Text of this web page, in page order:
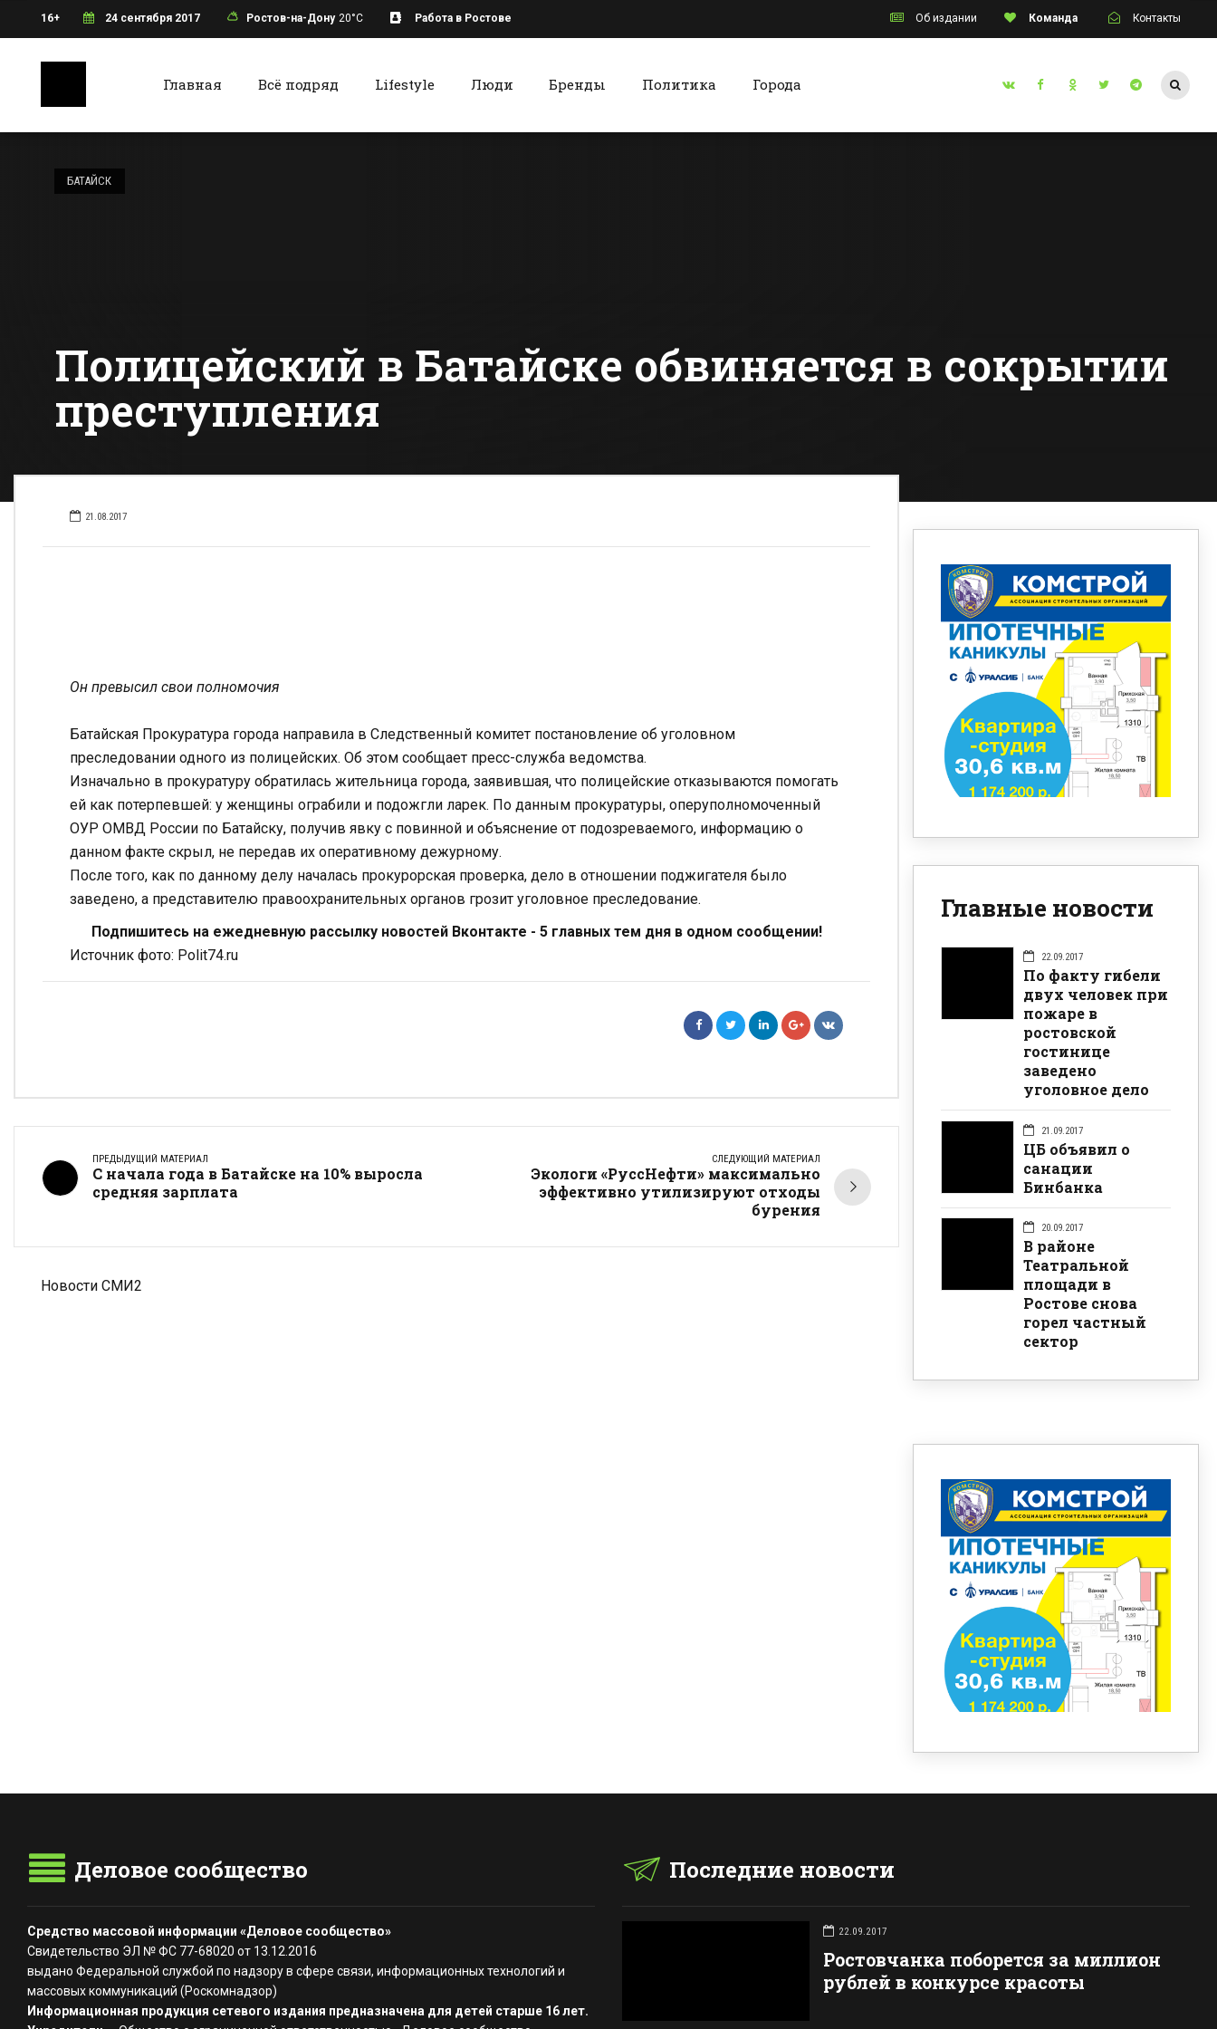
16+ 24 сентября 2017 Ростов-на-Дону 20°C Работа в Ростове Об издании Команда Контакты
Главная Всё подряд Lifestyle Люди Бренды Политика Города
БАТАЙСК
Полицейский в Батайске обвиняется в сокрытии
преступления
21.08.2017
Он превысил свои полномочия
Батайская Прокуратура города направила в Следственный комитет постановление об уголовном
преследовании одного из полицейских. Об этом сообщает пресс-служба ведомства.
Изначально в прокуратуру обратилась жительница города, заявившая, что полицейские отказываются помогать
ей как потерпевшей: у женщины ограбили и подожгли ларек. По данным прокуратуры, оперуполномоченный
ОУР ОМВД России по Батайску, получив явку с повинной и объяснение от подозреваемого, информацию о
данном факте скрыл, не передав их оперативному дежурному.
После того, как по данному делу началась прокурорская проверка, дело в отношении поджигателя было
заведено, а представителю правоохранительных органов грозит уголовное преследование.
Подпишитесь на ежедневную рассылку новостей Вконтакте - 5 главных тем дня в одном сообщении!
Источник фото: Polit74.ru
ПРЕДЫДУЩИЙ МАТЕРИАЛ
С начала года в Батайске на 10% выросла
средняя зарплата
СЛЕДУЮЩИЙ МАТЕРИАЛ
Экологи «РуссНефти» максимально
эффективно утилизируют отходы
бурения
Новости СМИ2
Главные новости
22.09.2017
По факту гибели
двух человек при
пожаре в
ростовской
гостинице
заведено
уголовное дело
21.09.2017
ЦБ объявил о
санации
Бинбанка
20.09.2017
В районе
Театральной
площади в
Ростове снова
горел частный
сектор
Деловое сообщество
Средство массовой информации «Деловое сообщество»
Свидетельство ЭЛ № ФС 77-68020 от 13.12.2016
выдано Федеральной службой по надзору в сфере связи, информационных технологий и
массовых коммуникаций (Роскомнадзор)
Информационная продукция сетевого издания предназначена для детей старше 16 лет.
Последние новости
22.09.2017
Ростовчанка поборется за миллион
рублей в конкурсе красоты